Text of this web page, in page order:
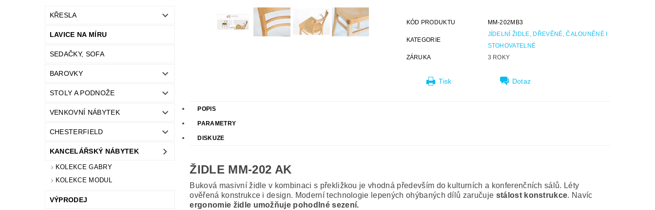
KŘESLA
LAVICE NA MÍRU
SEDAČKY, SOFA
BAROVKY
STOLY A PODNOŽE
VENKOVNÍ NÁBYTEK
CHESTERFIELD
KANCELÁŘSKÝ NÁBYTEK
KOLEKCE GABRY
KOLEKCE MODUL
VÝPRODEJ
KÓD PRODUKTU MM-202MB3
KATEGORIE
JÍDELNÍ ŽIDLE, DŘEVĚNÉ, ČALOUNĚNÉ I
STOHOVATELNÉ
ZÁRUKA
3 ROKY
Tisk Dotaz
POPIS
PARAMETRY
DISKUZE
ŽIDLE MM-202 AK
Buková masivní židle v kombinaci s překližkou je vhodná především do kulturních a konferenčních sálů. Léty
ověřená konstrukce i design. Moderní technologie lepených ohýbaných dílů zaručuje stálost konstrukce. Navíc
ergonomie židle umožňuje pohodlné sezení.